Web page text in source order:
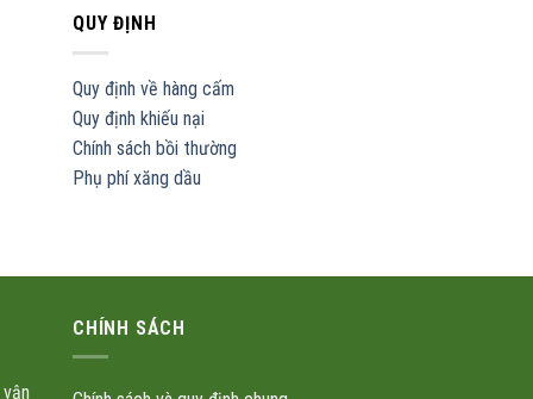
QUY ĐỊNH
Quy định về hàng cấm
Quy định khiếu nại
Chính sách bồi thường
Phụ phí xăng dầu
CHÍNH SÁCH